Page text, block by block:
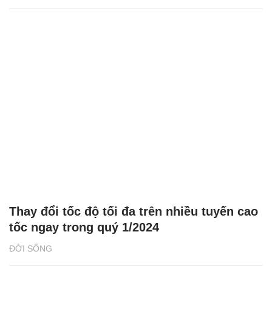
ĐỜI SỐNG
Thay đổi tốc độ tối đa trên nhiều tuyến cao
tốc ngay trong quý 1/2024